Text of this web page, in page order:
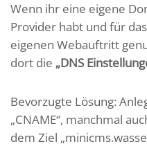
Wenn ihr eine eigene
Provider habt und für
eigenen Webauftritt
dort die „DNS
Bevorzugte Lösung:
„CNAME“, manchmal
dem Ziel